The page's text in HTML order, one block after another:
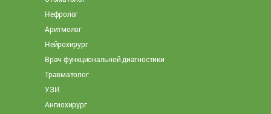
Нефролог
Аритмолог
Нейрохирург
Врач функциональной диагностики
Травматолог
УЗИ
Ангиохирург